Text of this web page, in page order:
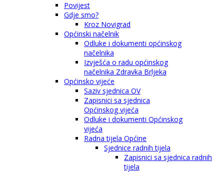
Povijest
Gdje smo?
Kroz Novigrad
Općinski načelnik
Odluke i dokumenti općinskog
načelnika
Izvješća o radu općinskog
načelnika Zdravka Brljeka
Općinsko vijeće
Saziv sjednica OV
Zapisnici sa sjednica
Općinskog vijeća
Odluke i dokumenti Općinskog
vijeća
Radna tijela Općine
Sjednice radnih tijela
Zapisnici sa sjednica radnih
tijela